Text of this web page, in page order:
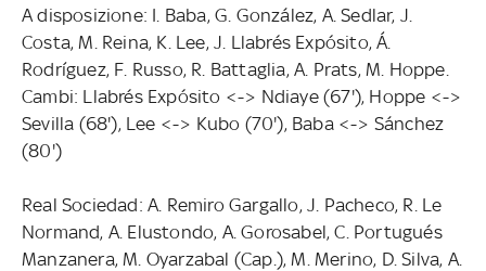
A disposizione: I. Baba, G. González, A. Sedlar, J.
Costa, M. Reina, K. Lee, J. Llabrés Expósito, Á.
Rodríguez, F. Russo, R. Battaglia, A. Prats, M. Hoppe.
Cambi: Llabrés Expósito <-> Ndiaye (67'), Hoppe <->
Sevilla (68'), Lee <-> Kubo (70'), Baba <-> Sánchez
(80')
Real Sociedad: A. Remiro Gargallo, J. Pacheco, R. Le
Normand, A. Elustondo, A. Gorosabel, C. Portugués
Manzanera, M. Oyarzabal (Cap.), M. Merino, D. Silva, A.